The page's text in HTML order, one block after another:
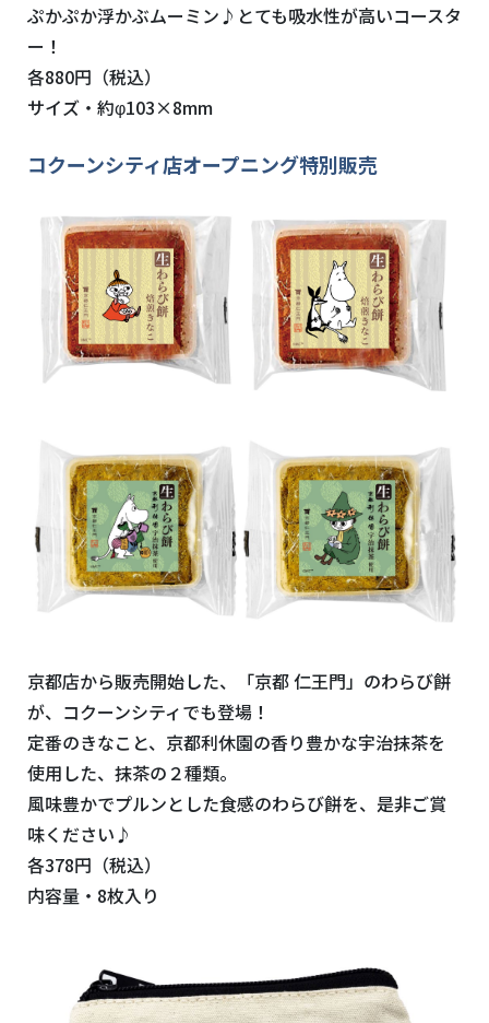
ぷかぷか浮かぶムーミン♪とても吸水性が高いコースタ
ー！
各880円（税込）
サイズ・約φ103×8mm
コクーンシティ店オープニング特別販売
京都店から販売開始した、「京都 仁王門」のわらび餅
が、コクーンシティでも登場！
定番のきなこと、京都利休園の香り豊かな宇治抹茶を
使用した、抹茶の２種類。
風味豊かでプルンとした食感のわらび餅を、是非ご賞
味ください♪
各378円（税込）
内容量・8枚入り